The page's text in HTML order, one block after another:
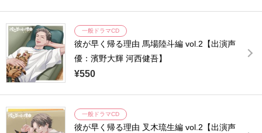
一般ドラマCD
彼が早く帰る理由 馬場陸斗編 vol.2【出演声
優：濱野大輝 河西健吾】
¥550
一般ドラマCD
彼が早く帰る理由 叉木琉生編 vol.2【出演声